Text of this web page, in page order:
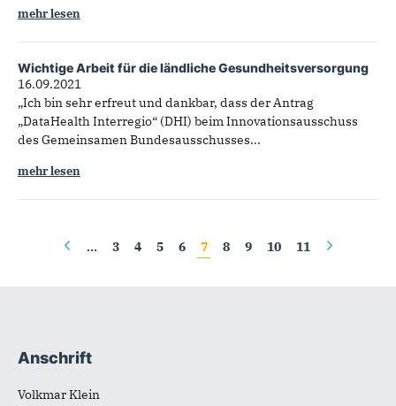
mehr lesen
Wichtige Arbeit für die ländliche Gesundheitsversorgung
16.09.2021
„Ich bin sehr erfreut und dankbar, dass der Antrag
„DataHealth Interregio“ (DHI) beim Innovationsausschuss
des Gemeinsamen Bundesausschusses...
mehr lesen
Seiten … 3 4 5 6 7 8 9 10 11
Fußbereich
Anschrift
Volkmar Klein